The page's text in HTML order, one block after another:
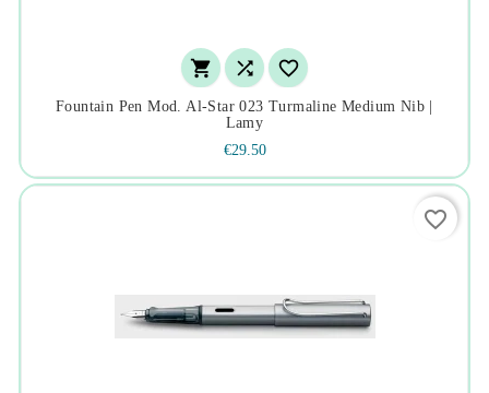
  
Fountain Pen Mod. Al-Star 023 Turmaline Medium Nib |
Lamy
€29.50
favorite_border